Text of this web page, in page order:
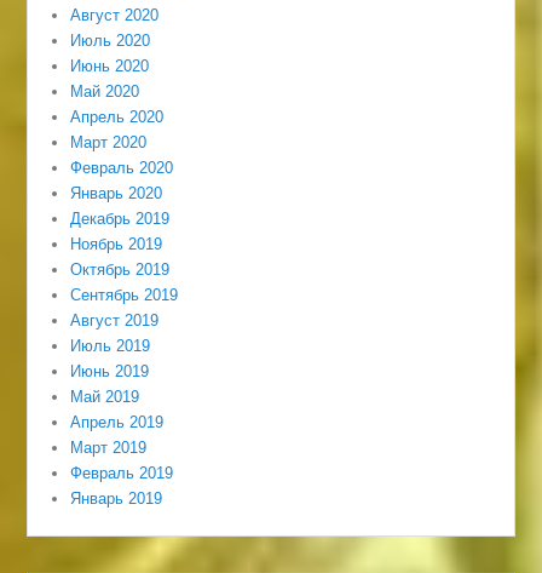
Август 2020
Июль 2020
Июнь 2020
Май 2020
Апрель 2020
Март 2020
Февраль 2020
Январь 2020
Декабрь 2019
Ноябрь 2019
Октябрь 2019
Сентябрь 2019
Август 2019
Июль 2019
Июнь 2019
Май 2019
Апрель 2019
Март 2019
Февраль 2019
Январь 2019